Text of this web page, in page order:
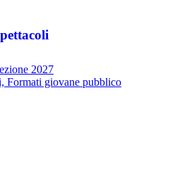
2027
Formati giovane pubblico